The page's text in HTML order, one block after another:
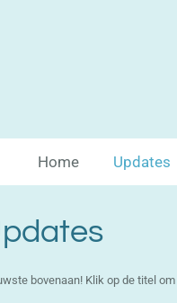
Home Updates
bovenaan! Klik op de titel